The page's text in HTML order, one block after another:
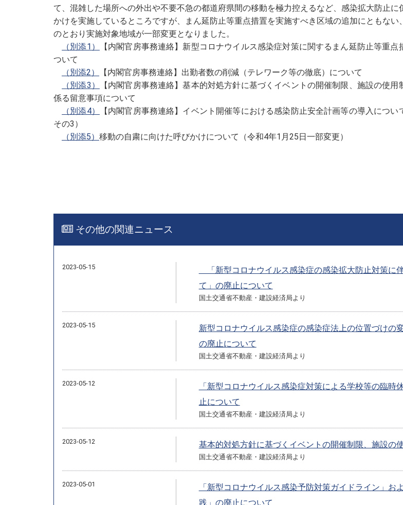
て、混雑した場所への外出や不要不急の都道府県間の移動を極力控えるなど、感染拡大防止に
かけを実施しているところですが、まん延防止等重点措置を実施すべき区域の追加にともない
のとおり実施対象地域が一部変更となりました。
（別添1）
【内閣官房事務連絡】新型コロナウイルス感染症対策に関するまん延防止等重点
ついて
（別添2）
【内閣官房事務連絡】出勤者数の削減（テレワーク等の徹底）について
（別添3）
【内閣官房事務連絡】基本的対処方針に基づくイベントの開催制限、施設の使用
係る留意事項について
（別添4）
【内閣官房事務連絡】イベント開催等における感染防止安全計画等の導入につい
その3）
（別添5） 移動の自粛に向けた呼びかけについて（令和4年1月25日一部変更）
その他の関連ニュース
2023-05-15
「新型コロナウイルス感染症の感染拡大防止対策に
て」の廃止について
国土交通省不動産・建設経済局より
2023-05-15
新型コロナウイルス感染症の感染症法上の位置づけの
の廃止について
国土交通省不動産・建設経済局より
2023-05-12
「新型コロナウイルス感染症対策による学校等の臨
止について
国土交通省不動産・建設経済局より
2023-05-12 基本的対処方針に基づくイベントの開催制限、施設の
国土交通省不動産・建設経済局より
2023-05-01
「新型コロナウイルス感染予防対策ガイドライン」
践」の廃止について